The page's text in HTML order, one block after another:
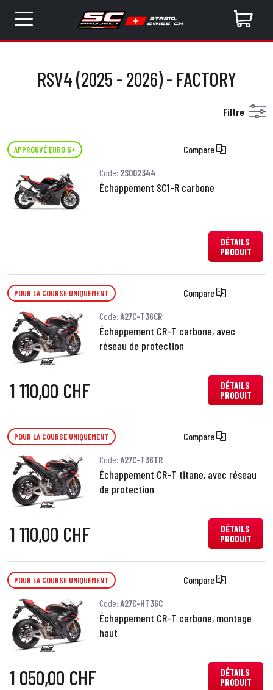
RSV4 (2025 - 2026) - FACTORY
Filtre
APPROUVÉ EURO 5+ Compare
Code: 2S002344
Échappement SC1-R carbone
DÉTAILS
PRODUIT
POUR LA COURSE UNIQUEMENT Compare
Code: A27C-T36CR
Échappement CR-T carbone, avec
réseau de protection
1 110,00 CHF
DÉTAILS
PRODUIT
POUR LA COURSE UNIQUEMENT Compare
Code: A27C-T36TR
Échappement CR-T titane, avec réseau
de protection
1 110,00 CHF
DÉTAILS
PRODUIT
POUR LA COURSE UNIQUEMENT Compare
Code: A27C-HT36C
Échappement CR-T carbone, montage
haut
1 050,00 CHF
DÉTAILS
PRODUIT